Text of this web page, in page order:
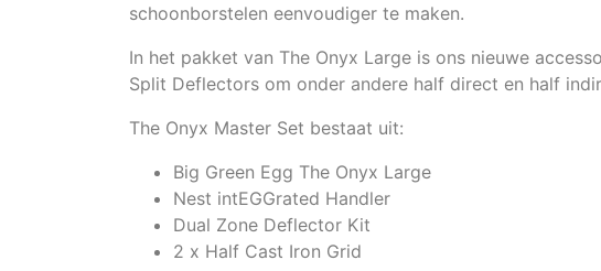
schoonborstelen eenvoudiger te maken.
In het pakket van The Onyx Large is ons nieuwe
Split Deflectors om onder andere half direct en half
The Onyx Master Set bestaat uit:
Big Green Egg The Onyx Large
Nest intEGGrated Handler
Dual Zone Deflector Kit
2 x Half Cast Iron Grid